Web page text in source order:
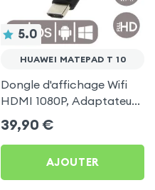
5.0
HUAWEI MATEPAD T 10
Dongle d'affichage Wifi
HDMI 1080P, Adaptateur
d'affichage Vidéo Sans-fil
TV pour Huawei MatePad
T 10
39,90 €
AJOUTER